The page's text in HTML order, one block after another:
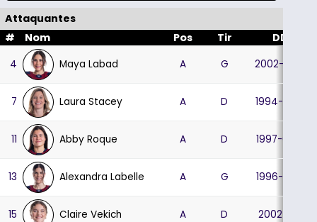
Attaquantes
#
Nom Pos Tir DDN
4 Maya Labad A G 2002-05-07
7 Laura Stacey A D 1994-05-05
11 Abby Roque A D 1997-09-25
13 Alexandra Labelle A G 1996-02-27
15 Claire Vekich A D 2002-11-26